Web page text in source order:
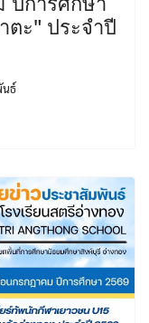
ตะ" ประจำปี
นธ์